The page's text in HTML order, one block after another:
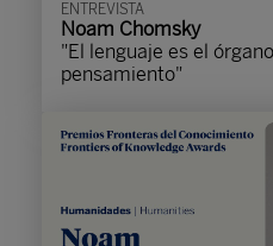
ENTREVISTA
Noam Chomsky
"El lenguaje es el
pensamiento"